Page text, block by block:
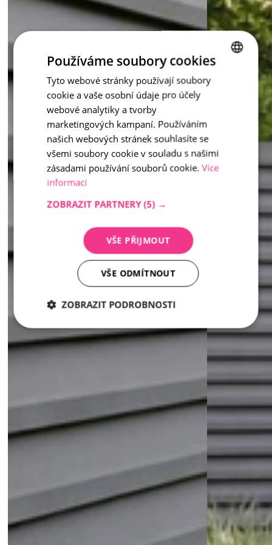
CZECH
Používáme soubory cookies
Tyto webové stránky používají soubory
cookie a vaše osobní údaje pro účely
webové analytiky a tvorby
marketingových kampaní. Používáním
našich webových stránek souhlasíte se
všemi soubory cookie v souladu s našimi
zásadami používání souborů cookie. Více
informací
ZOBRAZIT PARTNERY (5) →
VŠE PŘIJMOUT
VŠE ODMÍTNOUT
ZOBRAZIT PODROBNOSTI
Nezbytně
nutné
soubory
Analytika Marketing
Nezbytně nutné soubory
Nezbytně nutné soubory cookie umožňují základní
funkce webových stránek, jako je přihlášení
uživatele a správa účtu. Webové stránky nelze bez
nezbytně nutných souborů cookie správně používat.
Vyprší Popis